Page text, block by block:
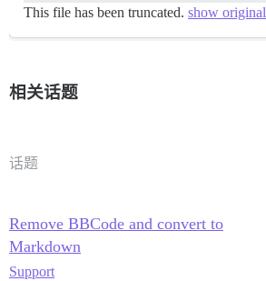
This file has been truncated. show original
相关话题
话题
Remove BBCode and convert to
Markdown
Support